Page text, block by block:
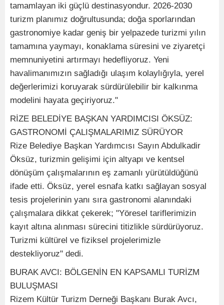
tamamlayan iki güçlü destinasyondur. 2026-2030
turizm planımız doğrultusunda; doğa sporlarından
gastronomiye kadar geniş bir yelpazede turizmi yılın
tamamına yaymayı, konaklama süresini ve ziyaretçi
memnuniyetini artırmayı hedefliyoruz. Yeni
havalimanımızın sağladığı ulaşım kolaylığıyla, yerel
değerlerimizi koruyarak sürdürülebilir bir kalkınma
modelini hayata geçiriyoruz."
RİZE BELEDİYE BAŞKAN YARDIMCISI ÖKSÜZ:
GASTRONOMİ ÇALIŞMALARIMIZ SÜRÜYOR
Rize Belediye Başkan Yardımcısı Sayın Abdulkadir
Öksüz, turizmin gelişimi için altyapı ve kentsel
dönüşüm çalışmalarının eş zamanlı yürütüldüğünü
ifade etti. Öksüz, yerel esnafa katkı sağlayan sosyal
tesis projelerinin yanı sıra gastronomi alanındaki
çalışmalara dikkat çekerek; "Yöresel tariflerimizin
kayıt altına alınması sürecini titizlikle sürdürüyoruz.
Turizmi kültürel ve fiziksel projelerimizle
destekliyoruz" dedi.
BURAK AVCI: BÖLGENİN EN KAPSAMLI TURİZM
BULUŞMASI
Rizem Kültür Turizm Derneği Başkanı Burak Avcı,